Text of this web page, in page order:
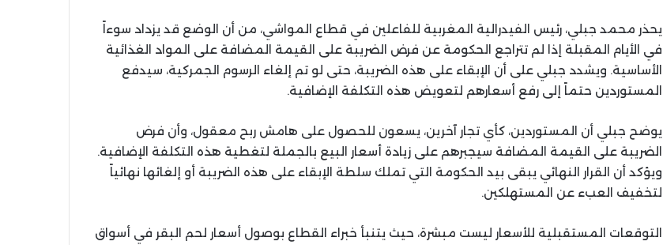
يحذر محمد جبلي، رئيس الفيدرالية المغربية للفاعلين في قطاع المواشي، من أن الوضع قد يزداد سوءاً
في الأيام المقبلة إذا لم تتراجع الحكومة عن فرض الضريبة على القيمة المضافة على المواد الغذائية
الأساسية. ويشدد جبلي على أن الإبقاء على هذه الضريبة، حتى لو تم إلغاء الرسوم الجمركية، سيدفع
المستوردين حتماً إلى رفع أسعارهم لتعويض هذه التكلفة الإضافية.
يوضح جبلي أن المستوردين، كأي تجار آخرين، يسعون للحصول على هامش ربح معقول، وأن فرض
الضريبة على القيمة المضافة سيجبرهم على زيادة أسعار البيع بالجملة لتغطية هذه التكلفة الإضافية.
ويؤكد أن القرار النهائي يبقى بيد الحكومة التي تملك سلطة الإبقاء على هذه الضريبة أو إلغائها نهائياً
لتخفيف العبء عن المستهلكين.
التوقعات المستقبلية للأسعار ليست مبشرة، حيث يتنبأ خبراء القطاع بوصول أسعار لحم البقر في أسواق